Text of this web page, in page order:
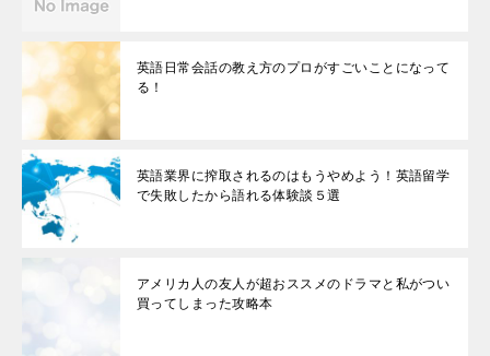
英語日常会話の教え方のプロがすごいことになって
る！
英語業界に搾取されるのはもうやめよう！英語留学
で失敗したから語れる体験談５選
アメリカ人の友人が超おススメのドラマと私がつい
買ってしまった攻略本